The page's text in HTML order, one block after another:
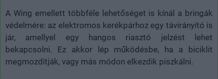
A Wing emellett többféle lehetőséget is kínál a bringák
védelmére: az elektromos kerékpárhoz egy távirányító is
jár, amellyel egy hangos riasztó jelzést lehet
bekapcsolni. Ez akkor lép működésbe, ha a biciklit
megmozdítják, vagy más módon elkezdik piszkálni.